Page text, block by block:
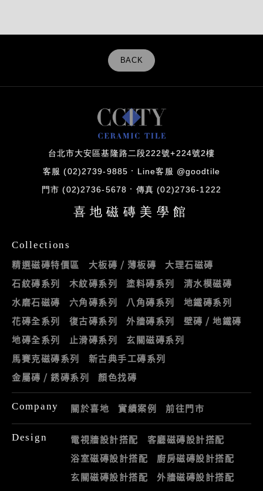
BACK
台北市大安區基隆路二段222號+224號2樓
客服 (02)2739-9885 Line客服 @goodtile
門市 (02)2736-5678 傳真 (02)2736-1222
喜地磁磚美學館
Collections
精選磁磚特價區 大板磚 / 薄板磚
大理石磁磚
石紋磚系列
木紋磚系列 塗料磚系列
清水模磁磚
水磨石磁磚
六角磚系列 八角磚系列
地鐵磚系列
花磚全系列
復古磚系列 外牆磚系列
壁磚 / 地鐵磚
地磚全系列
止滑磚系列
玄關磁磚系列
馬賽克磁磚系列
新古典手工磚系列
金屬磚 / 銹磚系列
顏色找磚
Company 關於喜地 實績案例 前往門市
Design 電視牆設計搭配
客廳磁磚設計搭配
浴室磁磚設計搭配
廚房磁磚設計搭配
玄關磁磚設計搭配
外牆磁磚設計搭配